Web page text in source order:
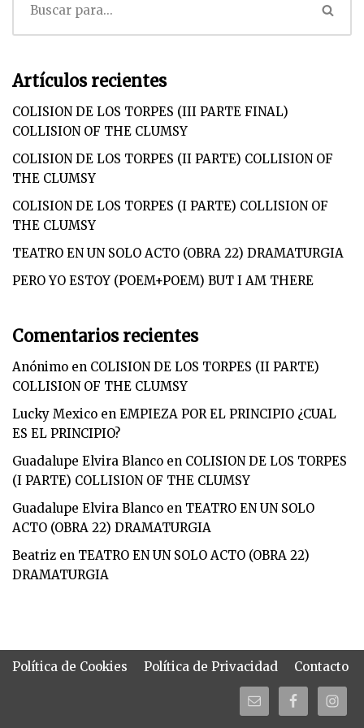
Artículos recientes
COLISION DE LOS TORPES (III PARTE FINAL)
COLLISION OF THE CLUMSY
COLISION DE LOS TORPES (II PARTE) COLLISION OF
THE CLUMSY
COLISION DE LOS TORPES (I PARTE) COLLISION OF
THE CLUMSY
TEATRO EN UN SOLO ACTO (OBRA 22) DRAMATURGIA
PERO YO ESTOY (POEM+POEM) BUT I AM THERE
Comentarios recientes
Anónimo en COLISION DE LOS TORPES (II PARTE)
COLLISION OF THE CLUMSY
Lucky Mexico en EMPIEZA POR EL PRINCIPIO ¿CUAL
ES EL PRINCIPIO?
Guadalupe Elvira Blanco en COLISION DE LOS TORPES
(I PARTE) COLLISION OF THE CLUMSY
Guadalupe Elvira Blanco en TEATRO EN UN SOLO
ACTO (OBRA 22) DRAMATURGIA
Beatriz en TEATRO EN UN SOLO ACTO (OBRA 22)
DRAMATURGIA
Política de Cookies Política de Privacidad Contacto